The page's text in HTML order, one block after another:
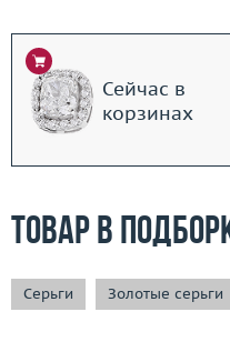
Сейчас в
корзинах
Товар в
Серьги Золотые серьги